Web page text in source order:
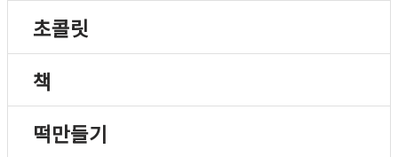
초콜릿
책
떡만들기